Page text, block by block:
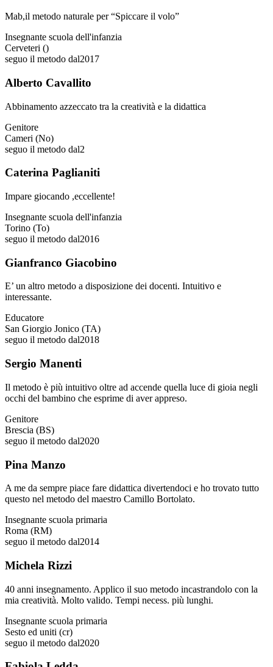
Mab,il metodo naturale per “Spiccare il volo”
Insegnante scuola dell'infanzia
Cerveteri ()
seguo il metodo dal2017
Alberto Cavallito
Abbinamento azzeccato tra la creatività e la didattica
Genitore
Cameri (No)
seguo il metodo dal2
Caterina Paglianiti
Impare giocando ,eccellente!
Insegnante scuola dell'infanzia
Torino (To)
seguo il metodo dal2016
Gianfranco Giacobino
E’ un altro metodo a disposizione dei docenti. Intuitivo e
interessante.
Educatore
San Giorgio Jonico (TA)
seguo il metodo dal2018
Sergio Manenti
Il metodo è più intuitivo oltre ad accende quella luce di gioia negli
occhi del bambino che esprime di aver appreso.
Genitore
Brescia (BS)
seguo il metodo dal2020
Pina Manzo
A me da sempre piace fare didattica divertendoci e ho trovato tutto
questo nel metodo del maestro Camillo Bortolato.
Insegnante scuola primaria
Roma (RM)
seguo il metodo dal2014
Michela Rizzi
40 anni insegnamento. Applico il suo metodo incastrandolo con la
mia creatività. Molto valido. Tempi necess. più lunghi.
Insegnante scuola primaria
Sesto ed uniti (cr)
seguo il metodo dal2020